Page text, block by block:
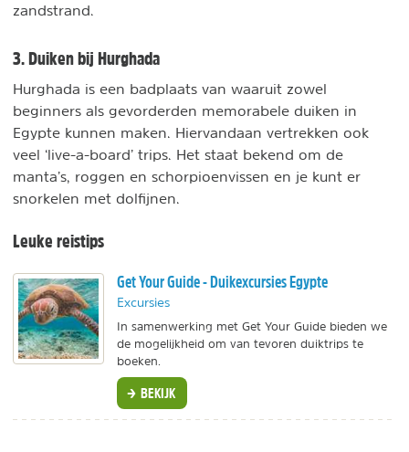
zandstrand.
3. Duiken bij Hurghada
Hurghada is een badplaats van waaruit zowel
beginners als gevorderden memorabele duiken in
Egypte kunnen maken. Hiervandaan vertrekken ook
veel ‘live-a-board’ trips. Het staat bekend om de
manta’s, roggen en schorpioenvissen en je kunt er
snorkelen met dolfijnen.
Leuke reistips
Get Your Guide - Duikexcursies Egypte
Excursies
In samenwerking met Get Your Guide bieden we
de mogelijkheid om van tevoren duiktrips te
boeken.
BEKIJK